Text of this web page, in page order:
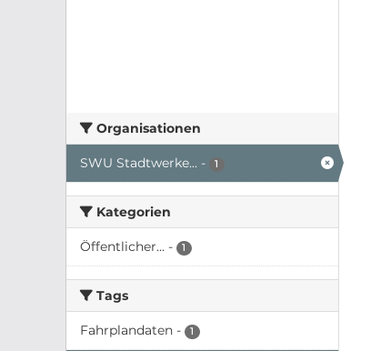
Organisationen
SWU Stadtwerke... - 1
Kategorien
Öffentlicher... - 1
Tags
Fahrplandaten - 1